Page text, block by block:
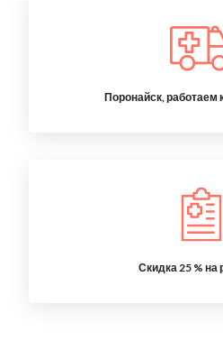
Поронайск, работаем
Скидка 25 % на